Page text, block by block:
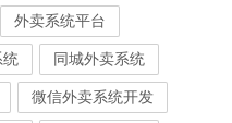
外卖系统平台
统 同城外卖系统
微信外卖系统开发